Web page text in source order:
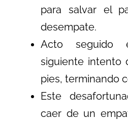
para salvar el
desempate.
Acto seguido
siguiente intento
pies, terminando
Este
caer de un